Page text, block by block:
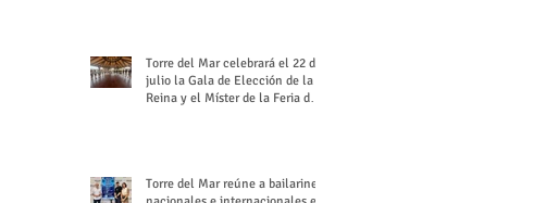
Torre del Mar celebrará el 22 de
julio la Gala de Elección de la
Reina y el Míster de la Feria de
Torre del Mar reúne a bailarines